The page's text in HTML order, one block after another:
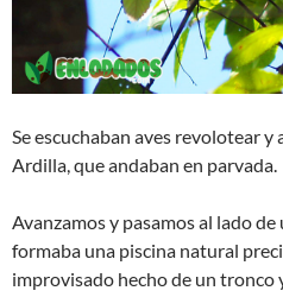
Se escuchaban aves revolotear
Ardilla, que andaban en parvada.
Avanzamos y pasamos al lado de
formaba una piscina natural
improvisado hecho de un tronco